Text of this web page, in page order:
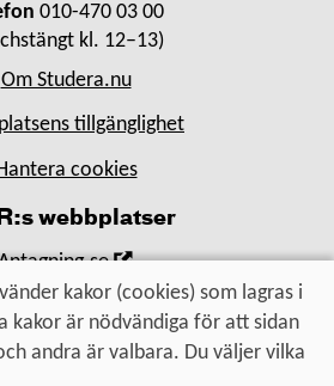
010-470 03 00
kl. 12–13)
Om Studera.nu
tillgänglighet
cookies
webbplatser
,
Öppna
i
nytt
,
Öppna
i
Uhr.se
,
kakor (cookies) som lagras i
kakor är nödvändiga för att sidan
andra är valbara. Du väljer vilka